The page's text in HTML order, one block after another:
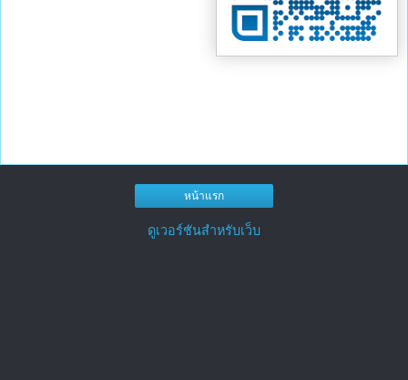
หน้าแรก
ดูเวอร์ชันสำหรับเว็บ